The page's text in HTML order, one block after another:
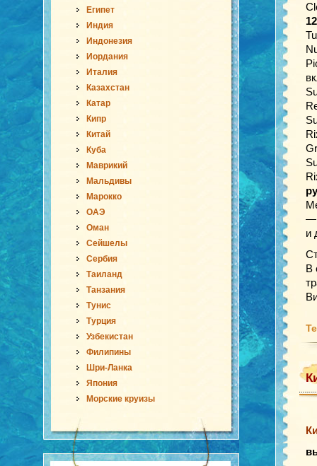
Египет
Индия
Индонезия
Иордания
Италия
Казахстан
Катар
Кипр
Китай
Куба
Маврикий
Мальдивы
Марокко
ОАЭ
Оман
Сейшелы
Сербия
Таиланд
Танзания
Тунис
Турция
Узбекистан
Филипины
Шри-Ланка
Япония
Морские круизы
и
В